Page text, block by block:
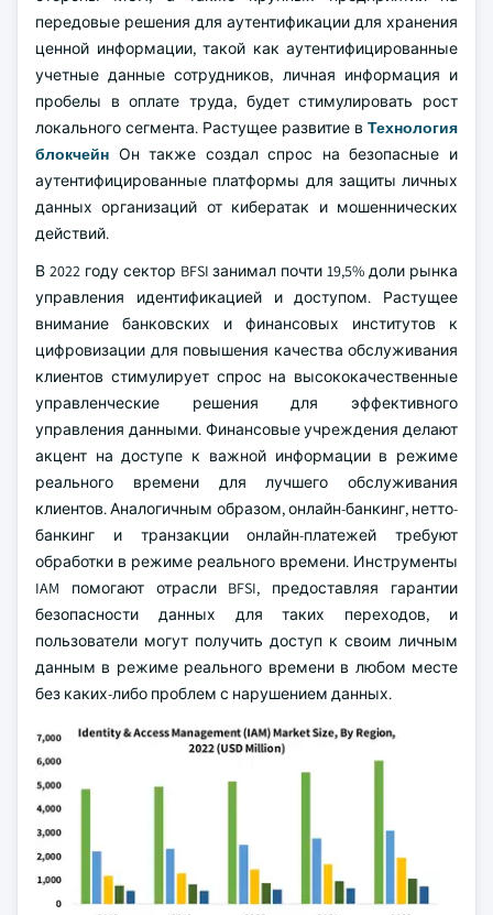
передовые решения для аутентификации для хранения
ценной информации, такой как аутентифицированные
учетные данные сотрудников, личная информация и
пробелы в оплате труда, будет стимулировать рост
локального сегмента. Растущее развитие в Технология
блокчейн Он также создал спрос на безопасные и
аутентифицированные платформы для защиты личных
данных организаций от кибератак и мошеннических
действий.
В 2022 году сектор BFSI занимал почти 19,5% доли рынка
управления идентификацией и доступом. Растущее
внимание банковских и финансовых институтов к
цифровизации для повышения качества обслуживания
клиентов стимулирует спрос на высококачественные
управленческие решения для эффективного
управления данными. Финансовые учреждения делают
акцент на доступе к важной информации в режиме
реального времени для лучшего обслуживания
клиентов. Аналогичным образом, онлайн-банкинг, нетто-
банкинг и транзакции онлайн-платежей требуют
обработки в режиме реального времени. Инструменты
IAM помогают отрасли BFSI, предоставляя гарантии
безопасности данных для таких переходов, и
пользователи могут получить доступ к своим личным
данным в режиме реального времени в любом месте
без каких-либо проблем с нарушением данных.